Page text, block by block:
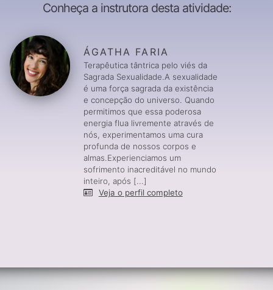
Conheça a instrutora desta atividade:
ÁGATHA FARIA
Terapêutica tântrica pelo viés da
Sagrada Sexualidade.A sexualidade
é uma força sagrada da existência
e concepção do universo. Quando
permitimos que essa poderosa
energia flua livremente através de
nós, experimentamos uma cura
profunda de nossos corpos e
almas.Experienciamos um
sofrimento inacreditável no mundo
inteiro, após [...]
Veja o perfil completo